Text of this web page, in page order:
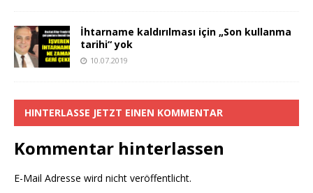
İhtarname kaldırılması için „Son kullanma
tarihi“ yok
10.07.2019
HINTERLASSE JETZT EINEN KOMMENTAR
Kommentar hinterlassen
E-Mail Adresse wird nicht veröffentlicht.